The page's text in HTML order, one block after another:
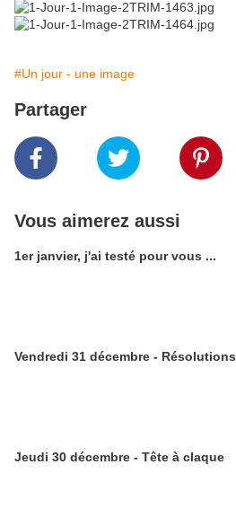
#Un jour - une image
Partager
Vous aimerez aussi
1er janvier, j'ai testé pour vous ...
Vendredi 31 décembre - Résolutions
Jeudi 30 décembre - Tête à claque